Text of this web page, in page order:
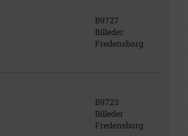
B9727
Billeder
Fredensborg
B9723
Billeder
Fredensborg